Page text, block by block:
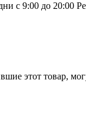
с 9:00 до 20:00
этот товар,